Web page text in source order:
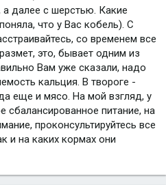
далее с шерстью. Какие
что у Вас кобель). С
со временем все
это, бывает одним из
Вам уже сказали, надо
кальция. В твороге -
еще и мясо. На мой взгляд, у
сбалансированное питание, на
проконсультируйтесь все
и на каких кормах они